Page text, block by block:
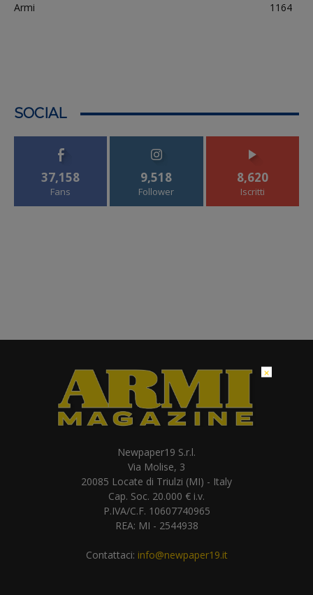
Armi
1164
SOCIAL
37,158
Fans
9,518
Follower
8,620
Iscritti
Newpaper19 S.r.l.
Via Molise, 3
20085 Locate di Triulzi (MI) - Italy
Cap. Soc. 20.000 € i.v.
P.IVA/C.F. 10607740965
REA: MI - 2544938
Contattaci: info@newpaper19.it
×